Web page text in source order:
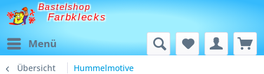
Bastelshop
Farbklecks
Menü
Übersicht Hummelmotive